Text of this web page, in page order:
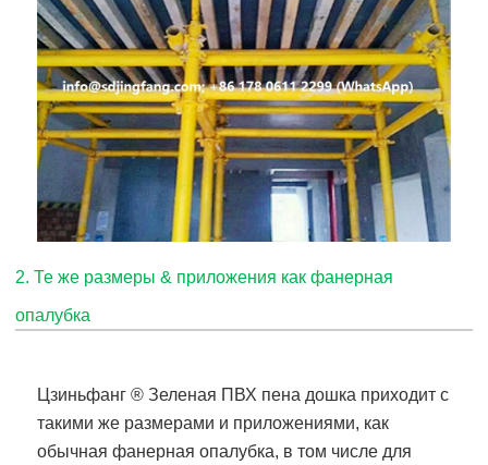
2. Те же размеры & приложения как фанерная
опалубка
Цзиньфанг ® Зеленая ПВХ пена дошка приходитс
такими же размерами и приложениями, как
обычная фанерная опалубка, в том числе для